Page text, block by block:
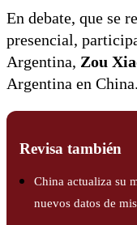
En debate, que se
presencial,
Argentina, Zou
Argentina en China.
Revisa también
China actualiza su
nuevos datos de